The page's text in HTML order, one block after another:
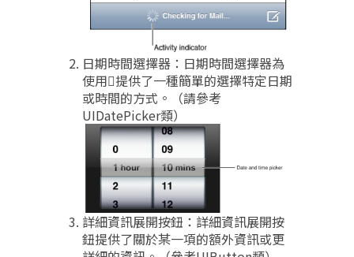
日期時間選擇器：日期時間選擇器為
使用提供了一種簡單的選擇特定日期
或時間的方式。（請參考
UIDatePicker類）
詳細資訊展開按鈕：詳細資訊展開按
鈕提供了關於某一項的額外資訊或更